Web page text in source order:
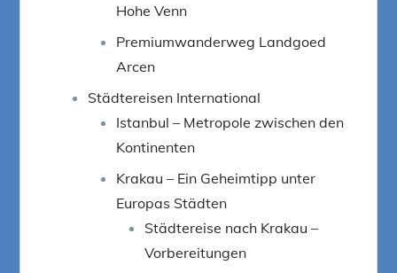
Hohe Venn
Premiumwanderweg Landgoed
Arcen
Städtereisen International
Istanbul – Metropole zwischen den
Kontinenten
Krakau – Ein Geheimtipp unter
Europas Städten
Städtereise nach Krakau –
Vorbereitungen